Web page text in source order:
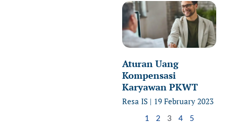
Aturan Uang
Kompensasi
Karyawan PKWT
Resa IS 19 February 2023
1 2 3 4 5